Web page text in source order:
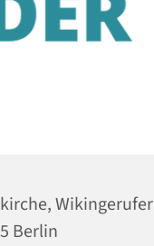
Wikingerufer
Berlin